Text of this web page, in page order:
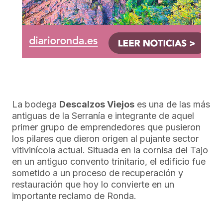
La bodega Descalzos Viejos es una de las más
antiguas de la Serranía e integrante de aquel
primer grupo de emprendedores que pusieron
los pilares que dieron origen al pujante sector
vitivinícola actual. Situada en la cornisa del Tajo
en un antiguo convento trinitario, el edificio fue
sometido a un proceso de recuperación y
restauración que hoy lo convierte en un
importante reclamo de Ronda.